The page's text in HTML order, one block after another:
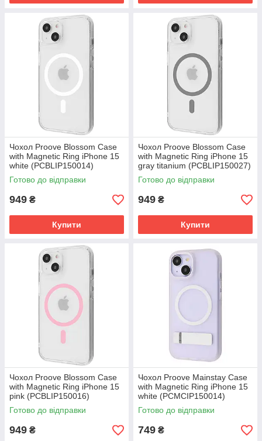
Чохол Proove Blossom Case
with Magnetic Ring iPhone 15
white (PCBLIP150014)
Готово до відправки
949 ₴
Купити
Чохол Proove Blossom Case
with Magnetic Ring iPhone 15
gray titanium (PCBLIP150027)
Готово до відправки
949 ₴
Купити
Чохол Proove Blossom Case
with Magnetic Ring iPhone 15
pink (PCBLIP150016)
Готово до відправки
949 ₴
Чохол Proove Mainstay Case
with Magnetic Ring iPhone 15
white (PCMCIP150014)
Готово до відправки
749 ₴